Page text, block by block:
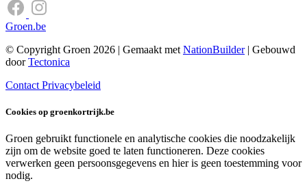
Groen.be
© Copyright Groen 2026 | Gemaakt met NationBuilder| Gebouwd
doorTectonica
Contact Privacybeleid
Cookies op groenkortrijk.be
Groen gebruikt functionele en analytische cookies die noodzakelijk
zijn om de website goed te laten functioneren. Deze cookies
verwerken geen persoonsgegevens en hier is geen toestemming voor
nodig.